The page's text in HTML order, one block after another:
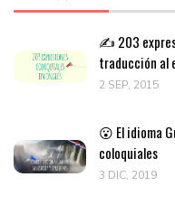
✍️ 203
traducción al
2 SEP, 2015
😮 El idioma
coloquiales
3 DIC, 2019